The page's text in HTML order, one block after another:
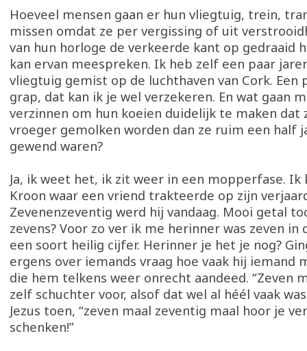
Hoeveel mensen gaan er hun vliegtuig, trein,
missen omdat ze per vergissing of uit
van hun horloge de verkeerde kant op gedraaid
kan ervan meespreken. Ik heb zelf een paar
vliegtuig gemist op de luchthaven van Cork. Een
grap, dat kan ik je wel verzekeren. En wat gaan
verzinnen om hun koeien duidelijk te maken dat
vroeger gemolken worden dan ze ruim een half
gewend waren?
Ja, ik weet het, ik zit weer in een mopperfase. Ik
Kroon waar een vriend trakteerde op zijn
Zevenenzeventig werd hij vandaag. Mooi getal
zevens? Voor zo ver ik me herinner was zeven in
een soort heilig cijfer. Herinner je het je nog?
ergens over iemands vraag hoe vaak hij iemand
die hem telkens weer onrecht aandeed. “Zeven
zelf schuchter voor, alsof dat wel al héél vaak
Jezus toen, “zeven maal zeventig maal hoor je
schenken!”